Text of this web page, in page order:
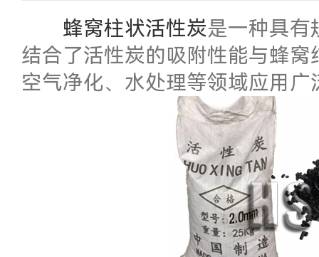
​蜂窝柱状活性炭是一种具有
结合了活性炭的吸附性能与蜂
空气净化、水处理等领域应用